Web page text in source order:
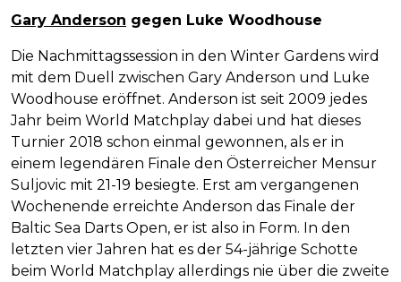
Gary Anderson gegen Luke Woodhouse
Die Nachmittagssession in den Winter Gardens wird
mit dem Duell zwischen Gary Anderson und Luke
Woodhouse eröffnet. Anderson ist seit 2009 jedes
Jahr beim World Matchplay dabei und hat dieses
Turnier 2018 schon einmal gewonnen, als er in
einem legendären Finale den Österreicher Mensur
Suljovic mit 21-19 besiegte. Erst am vergangenen
Wochenende erreichte Anderson das Finale der
Baltic Sea Darts Open, er ist also in Form. In den
letzten vier Jahren hat es der 54-jährige Schotte
beim World Matchplay allerdings nie über die zweite